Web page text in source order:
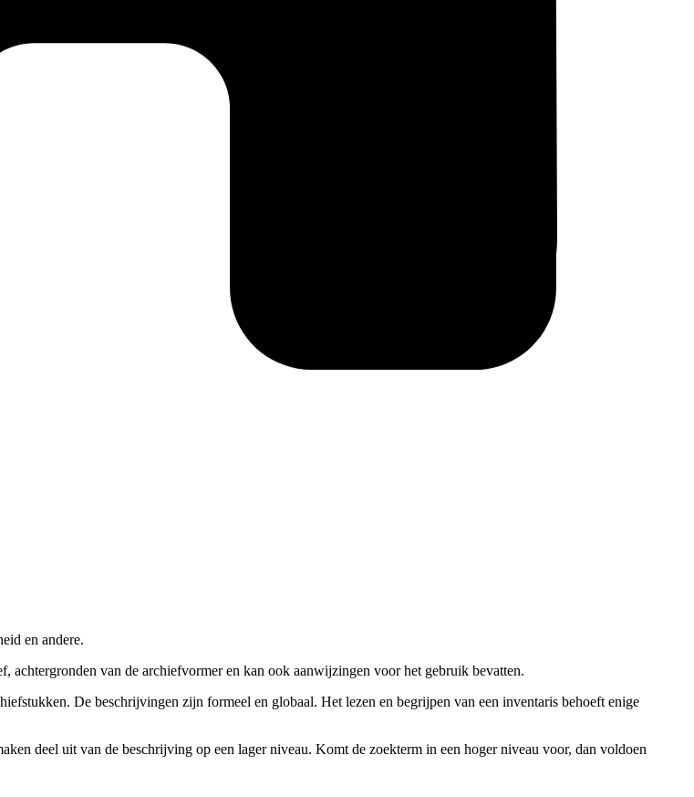
en andere.
achtergronden van de archiefvormer en kan ook aanwijzingen voor het gebruik bevatten.
De beschrijvingen zijn formeel en globaal. Het lezen en begrijpen van een inventaris behoeft enige
deel uit van de beschrijving op een lager niveau. Komt de zoekterm in een hoger niveau voor, dan voldoen